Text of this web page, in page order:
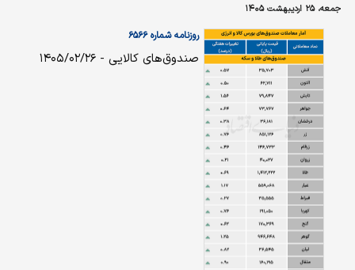
جمعه، ۲۵ اردیبهشت ۱۴۰۵
روزنامه شماره ۶۵۶۶
صندوق‌های کالایی - ۱۴۰۵/۰۲/۲۶